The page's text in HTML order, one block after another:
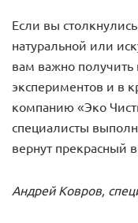
Если вы
натуральной или
вам важно получить
экспериментов и в
компанию «Эко
специалисты
вернут прекрасный
Андрей Ковров,